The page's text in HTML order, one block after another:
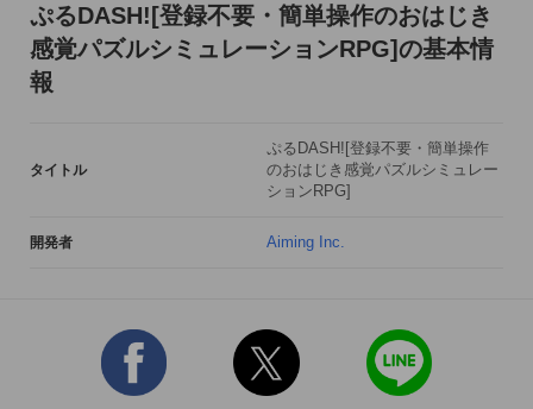
ミッションをクリアすると貰える報酬でユニットを強化でき
る！より強力な部隊を作り上げて、難関ステージを突破しよ
う！
プレイヤーを待ち受ける全100ステージ！敵部隊も多彩なユニ
ち進もう！
1つの端末で友達と遊べるオフライン対戦モードと、他のプレ
イヤーとオンラインで遊べるオンライン対戦モードを搭載！
CPU戦とは違うタクティカルな戦いへ挑もう！
ぷるDASH![登録不要・簡単操作のおはじき
感覚パズルシミュレーションRPG]の基本情
報
タイトル
ぷるDASH![登録不要・簡単操作
のおはじき感覚パズルシミュレー
ションRPG]
開発者 Aiming Inc.